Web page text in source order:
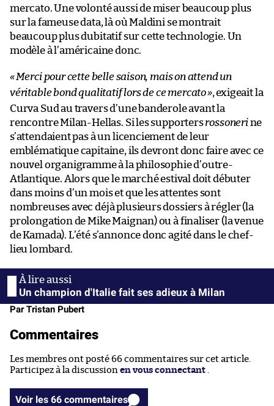
mercato. Une volonté aussi de miser beaucoup plus
sur la fameuse data, là où Maldini se montrait
beaucoup plus dubitatif sur cette technologie. Un
modèle à l’américaine donc.
«Merci pour cette belle saison, mais on attend un
véritable bond qualitatif lors de ce mercato», exigeait la
Curva Sud au travers d’une banderole avant la
rencontre Milan-Hellas. Si les supportersrossonerine
s’attendaient pas à un licenciement de leur
emblématique capitaine, ils devront donc faire avec ce
nouvel organigramme à la philosophie d’outre-
Atlantique. Alors que le marché estival doit débuter
dans moins d’un mois et que les attentes sont
nombreuses avec déjà plusieurs dossiers à régler (la
prolongation de Mike Maignan) ou à finaliser (la venue
de Kamada). L’été s’annonce donc agité dans le chef-
lieu lombard.
Un champion d'Italie fait ses adieux à Milan
Par Tristan Pubert
Commentaires
Les membres ont posté 66 commentaires sur cet article.
Participez à la discussion en vous connectant
Voir les 66 commentaires